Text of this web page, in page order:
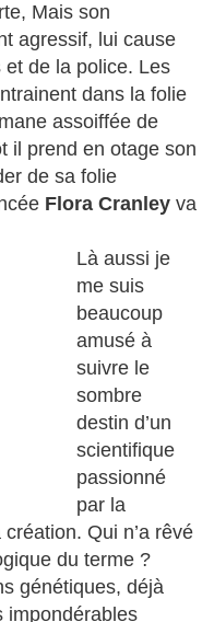
Mais son
agressif, lui cause
de la police. Les
dans la folie
assoiffée de
il prend en otage son
de sa folie
Flora Cranley va
Là aussi je
me suis
beaucoup
amusé à
suivre le
sombre
destin d’un
scientifique
passionné
par la
Qui n’a rêvé
du terme ?
génétiques, déjà
impondérables